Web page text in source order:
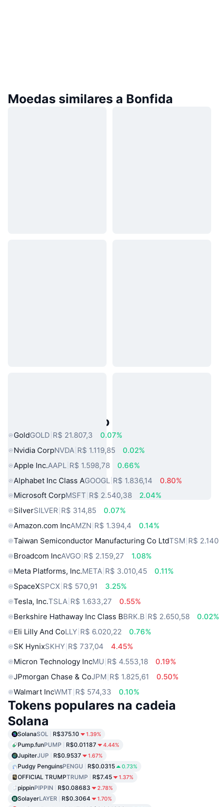
Moedas similares a Bonfida
Ativos do Mundo Real Populares
GoldGOLD R$ 21.807,3
0.07%
Nvidia CorpNVDA R$ 1.119,85
0.02%
Apple Inc.AAPL R$ 1.598,78
0.66%
Alphabet Inc Class AGOOGL R$ 1.836,14
0.80%
Microsoft CorpMSFT R$ 2.540,38
2.04%
SilverSILVER R$ 314,85
0.07%
Amazon.com IncAMZN R$ 1.394,4
0.14%
Taiwan Semiconductor Manufacturing Co LtdTSM R$
Broadcom IncAVGO R$ 2.159,27
1.08%
Meta Platforms, Inc.META R$ 3.010,45
0.11%
SpaceXSPCX R$ 570,91
3.25%
Tesla, Inc.TSLA R$ 1.633,27
0.55%
Berkshire Hathaway Inc Class BBRK.B R$ 2.650,58
0.02%
Eli Lilly And CoLLY R$ 6.020,22
0.76%
SK HynixSKHY R$ 737,04
4.45%
Micron Technology IncMU R$ 4.553,18
0.19%
JPmorgan Chase & CoJPM R$ 1.825,61
0.50%
Walmart IncWMT R$ 574,33 0.10%
Tokens populares na cadeia
Solana
SolanaSOL R$375.10 1.39%
Pump.funPUMP R$0.01187 4.44%
JupiterJUP R$0.9537 1.67%
Pudgy PenguinsPENGU R$0.0315 0.73%
OFFICIAL TRUMPTRUMP R$7.45 1.37%
pippinPIPPIN R$0.08683 2.78%
SolayerLAYER R$0.3064 1.70%